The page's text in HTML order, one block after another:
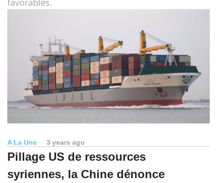
favorables.
A La Une 3 years ago
Pillage US de ressources
syriennes, la Chine dénonce